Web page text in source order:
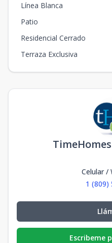
Línea Blanca
Patio
Residencial Cerrado
Terraza Exclusiva
Celular /
1 (809)
Escribeme